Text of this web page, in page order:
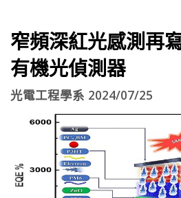
窄頻深紅光感測再
有機光偵測器
光電工程學系 2024/07/25